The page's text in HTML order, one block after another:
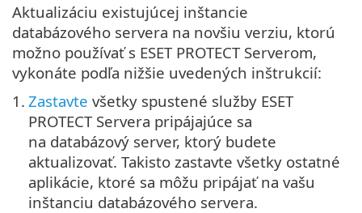
Aktualizáciu existujúcej inštancie
databázového servera na novšiu verziu, ktorú
možno používať s ESET PROTECT Serverom,
vykonáte podľa nižšie uvedených inštrukcií:
1. Zastavte všetky spustené služby ESET
PROTECT Servera pripájajúce sa
na databázový server, ktorý budete
aktualizovať. Takisto zastavte všetky ostatné
aplikácie, ktoré sa môžu pripájať na vašu
inštanciu databázového servera.